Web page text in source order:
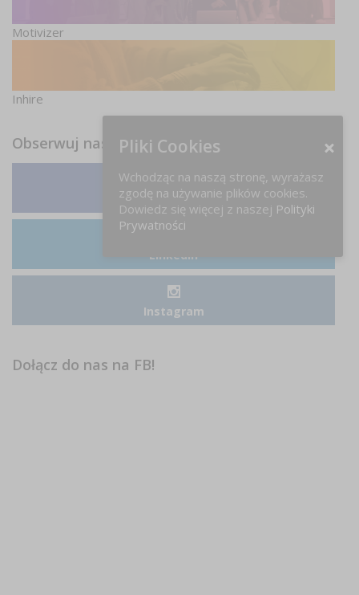
Motivizer
Inhire
Obserwuj nas
Facebook
LinkedIn
Instagram
Dołącz do nas na FB!
Pliki Cookies
Wchodząc na naszą stronę, wyrażasz
zgodę na używanie plików cookies.
Dowiedz się więcej z naszej Polityki
Prywatności